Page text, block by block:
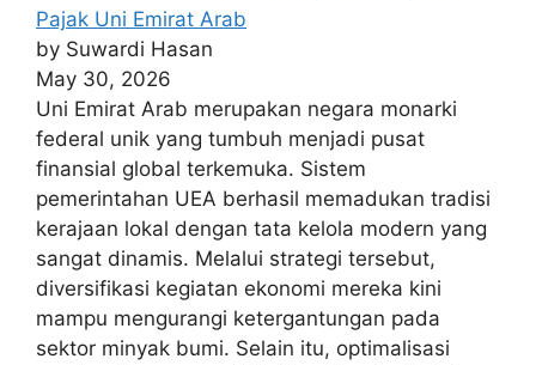
Pajak Uni Emirat Arab
by Suwardi Hasan
May 30, 2026
Uni Emirat Arab merupakan negara monarki
federal unik yang tumbuh menjadi pusat
finansial global terkemuka. Sistem
pemerintahan UEA berhasil memadukan tradisi
kerajaan lokal dengan tata kelola modern yang
sangat dinamis. Melalui strategi tersebut,
diversifikasi kegiatan ekonomi mereka kini
mampu mengurangi ketergantungan pada
sektor minyak bumi. Selain itu, optimalisasi